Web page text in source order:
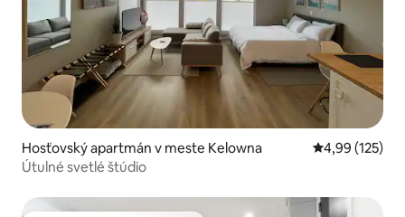
Hosťovský apartmán v meste Kelowna Priemerné
4,99 (125)
Útulné svetlé štúdio